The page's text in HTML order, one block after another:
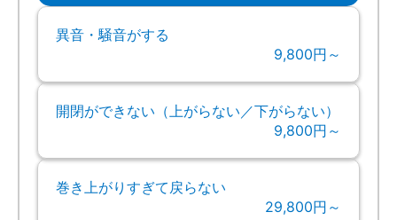
異音・騒音がする
9,800円～
開閉ができない（上がらない／下がらない）
9,800円～
巻き上がりすぎて戻らない
29,800円～